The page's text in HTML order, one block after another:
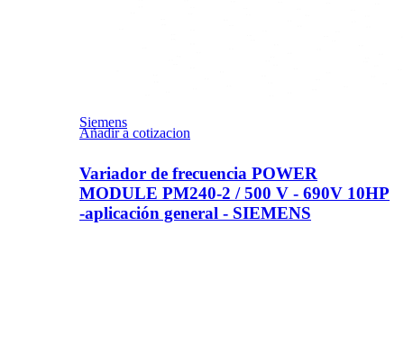
Siemens
Añadir a cotizacion
Variador de frecuencia POWER
MODULE PM240-2 / 500 V - 690V 10HP
-aplicación general - SIEMENS